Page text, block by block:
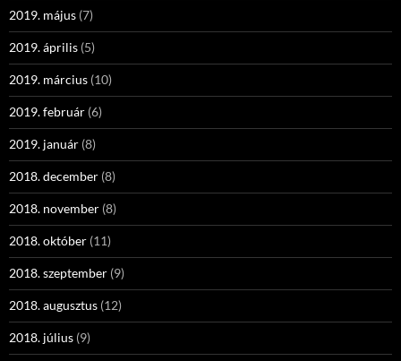
2019. május (7)
2019. április (5)
2019. március (10)
2019. február (6)
2019. január (8)
2018. december (8)
2018. november (8)
2018. október (11)
2018. szeptember (9)
2018. augusztus (12)
2018. július (9)